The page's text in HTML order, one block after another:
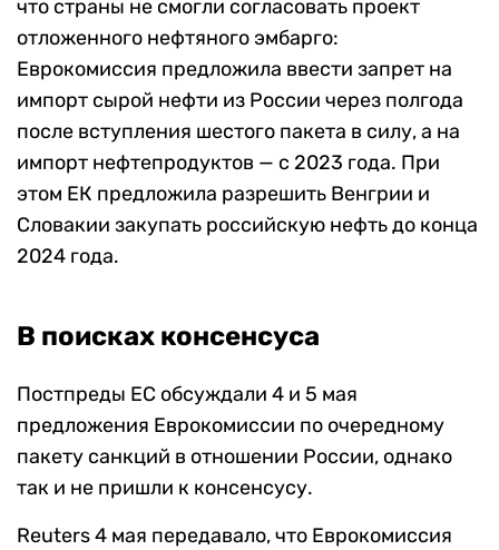
что страны не смогли согласовать проект
отложенного нефтяного эмбарго:
Еврокомиссия предложила ввести запрет на
импорт сырой нефти из России через полгода
после вступления шестого пакета в силу, а на
импорт нефтепродуктов — с 2023 года. При
этом ЕК предложила разрешить Венгрии и
Словакии закупать российскую нефть до конца
2024 года.
В поисках консенсуса
Постпреды ЕС обсуждали 4 и 5 мая
предложения Еврокомиссии по очередному
пакету санкций в отношении России, однако
так и не пришли к консенсусу.
Reuters 4 мая передавало, что Еврокомиссия